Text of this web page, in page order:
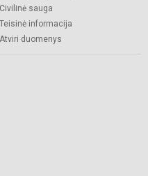
Civilinė sauga
Teisinė informacija
Atviri duomenys